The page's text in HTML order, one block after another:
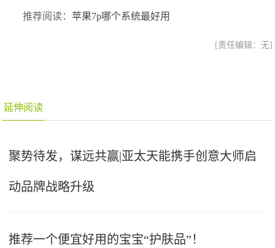
推荐阅读：苹果7p哪个系统最好用
[责任编辑：无]
延伸阅读
聚势待发，谋远共赢|亚太天能携手创意大师启
动品牌战略升级
推荐一个便宜好用的宝宝“护肤品”！